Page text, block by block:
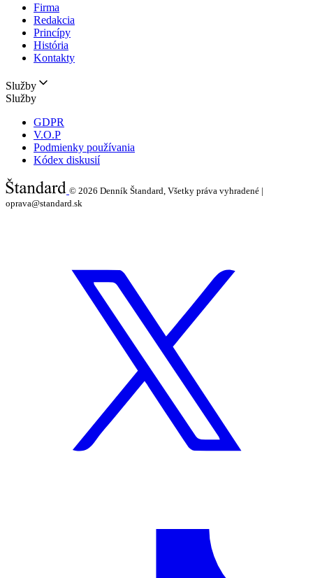
Firma
Redakcia
Princípy
História
Kontakty
Služby
Služby
GDPR
V.O.P
Podmienky používania
Kódex diskusií
© 2026 Denník Štandard, Všetky práva vyhradené |
oprava@standard.sk